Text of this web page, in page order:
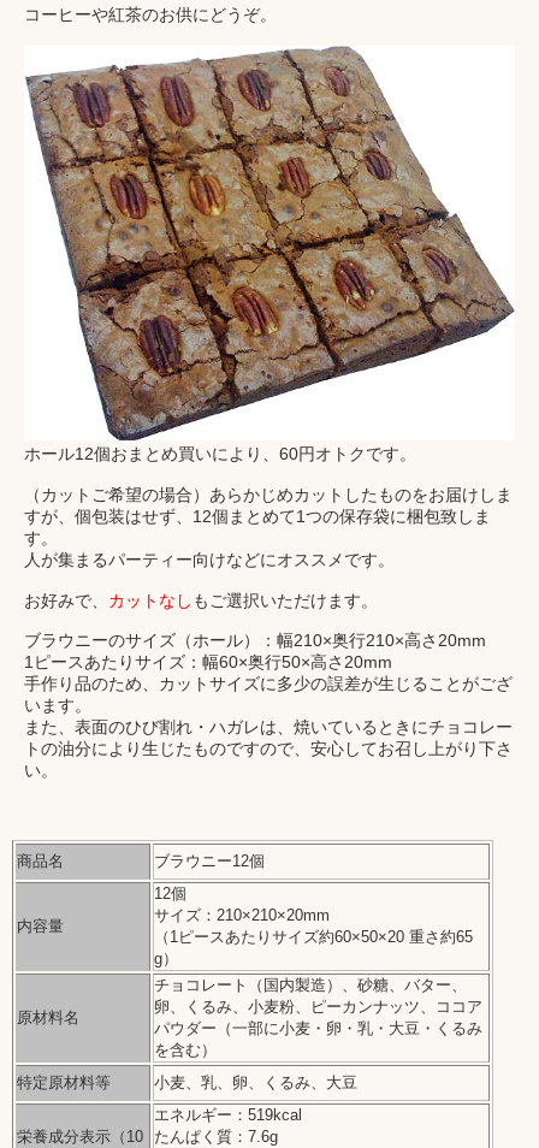
コーヒーや紅茶のお供にどうぞ。
ホール12個おまとめ買いにより、60円オトクです。
（カットご希望の場合）あらかじめカットしたものをお届けしま
すが、個包装はせず、12個まとめて1つの保存袋に梱包致しま
す。
人が集まるパーティー向けなどにオススメです。
お好みで、 カットなし もご選択いただけます。
ブラウニーのサイズ（ホール）：幅210×奥行210×高さ20mm
1ピースあたりサイズ：幅60×奥行50×高さ20mm
手作り品のため、カットサイズに多少の誤差が生じることがござ
います。
また、表面のひび割れ・ハガレは、焼いているときにチョコレー
トの油分により生じたものですので、安心してお召し上がり下さ
い。
商品名 ブラウニー12個
内容量
12個
サイズ：210×210×20mm
（1ピースあたりサイズ約60×50×20 重さ約65
g）
原材料名
チョコレート（国内製造）、砂糖、バター、
卵、くるみ、小麦粉、ピーカンナッツ、ココア
パウダー（一部に小麦・卵・乳・大豆・くるみ
を含む）
特定原材料等
小麦、乳、卵、くるみ、大豆
栄養成分表示（10
エネルギー：519kcal
たんぱく質：7.6g